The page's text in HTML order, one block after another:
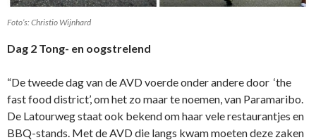
Foto’s: Christio Wijnhard
Dag 2 Tong- en oogstrelend
“De tweede dag van de AVD voerde onder andere door ‘the
fast food district’, om het zo maar te noemen, van Paramaribo.
De Latourweg staat ook bekend om haar vele restaurantjes en
BBQ-stands. Met de AVD die langs kwam moeten deze zaken